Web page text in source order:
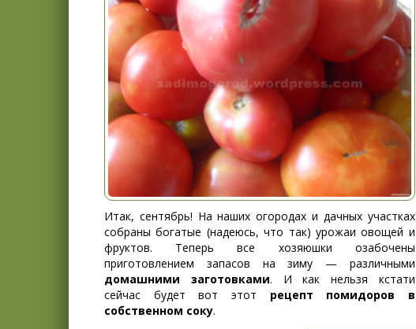
Итак, сентябрь! На наших огородах и дачных участках
собраны богатые (надеюсь, что так) урожаи овощей и
фруктов. Теперь все хозяюшки озабочены
приготовлением запасов на зиму — различными
домашними заготовками. И как нельзя кстати
сейчас будет вот этот рецепт помидоров в
собственном соку.